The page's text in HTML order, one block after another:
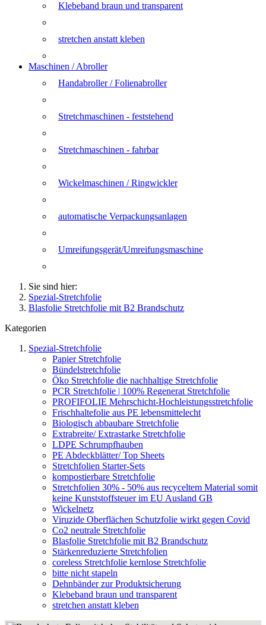
Klebeband braun und transparent
stretchen anstatt kleben
Maschinen / Abroller
Handabroller / Folienabroller
Stretchmaschinen - feststehend
Stretchmaschinen - fahrbar
Wickelmaschinen / Ringwickler
automatische Verpackungsanlagen
Umreifungsgerät/Umreifungsmaschine
Sie sind hier:
Spezial-Stretchfolie
Blasfolie Stretchfolie mit B2 Brandschutz
Kategorien
Spezial-Stretchfolie
Papier Stretchfolie
Bündelstretchfolie
Öko Stretchfolie die nachhaltige Stretchfolie
PCR Stretchfolie | 100% Regenerat Stretchfolie
PROFIFOLIE Mehrschicht-Hochleistungsstretchfolie
Frischhaltefolie aus PE lebensmittelecht
Biologisch abbaubare Stretchfolie
Extrabreite/ Extrastarke Stretchfolie
LDPE Schrumpfhauben
PE Abdeckblätter/ Top Sheets
Stretchfolien Starter-Sets
kompostierbare Stretchfolie
Stretchfolien 30% - 50% aus recyceltem Material somit
keine Kunststoffsteuer im EU Ausland GB
Wickelnetz
Viruzide Oberflächen Schutzfolie wirkt gegen Covid
Co2 neutrale Stretchfolie
Blasfolie Stretchfolie mit B2 Brandschutz
Stärkenreduzierte Stretchfolien
coreless Stretchfolie kernlose Stretchfolie
bitte nicht stapeln
Dehnbänder zur Produktsicherung
Klebeband braun und transparent
stretchen anstatt kleben